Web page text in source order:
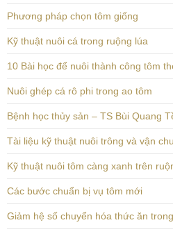
Phương pháp chọn tôm giống
Kỹ thuật nuôi cá trong ruộng lúa
10 Bài học để nuôi thành công tôm
Nuôi ghép cá rô phi trong ao tôm
Bệnh học thủy sản – TS Bùi Quang
Tài liệu kỹ thuật nuôi trông và vận
Kỹ thuật nuôi tôm càng xanh trên
Các bước chuẩn bị vụ tôm mới
Giảm hệ số chuyển hóa thức ăn